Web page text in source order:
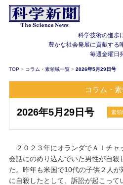
科学技術の進歩
豊かな社会発展に貢献する
毎週金曜日
TOP > コラム・素領域一覧 > 2026年5月29日号
コラム・
2026年5月29日号 素領
２０２３年にオランダでＡＩチ
会話にのめり込んでいた男性が自殺
た。昨年も米国で10代の子供２人
に自殺したとして、訴訟が起こって